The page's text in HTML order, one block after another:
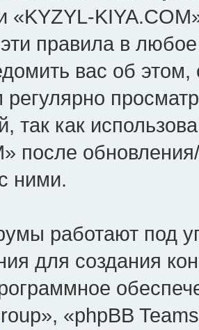
правила в
вас об
так как
после
ними.
работают под
для создания
«phpBB